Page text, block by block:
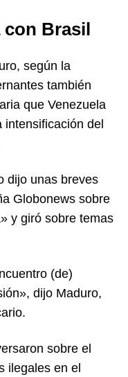
con Brasil
según la
también
que Venezuela
intensificación del
dijo unas breves
Globonews sobre
y giró sobre temas
(de)
dijo Maduro,
sobre el
ilegales en el